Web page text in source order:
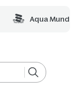
Aqua Mundo